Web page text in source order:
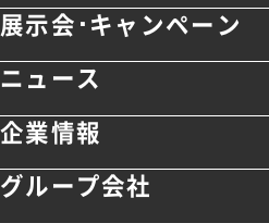
展示会･キャンペーン
ニュース
企業情報
グループ会社